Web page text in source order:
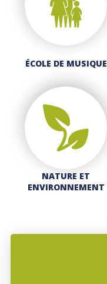
ÉCOLE DE MUSIQUE
NATURE ET
ENVIRONNEMENT